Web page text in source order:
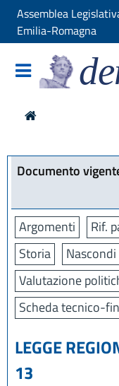
Assemblea
Emilia-Romagna
Documento
Argomenti Rif.
Storia
Valutazione
Scheda tecnico-
LEGGE
13